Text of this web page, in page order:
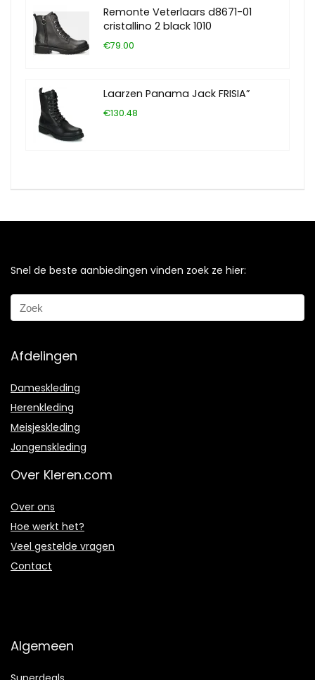
Remonte Veterlaars d8671-01
cristallino 2 black 1010
€79.00
Laarzen Panama Jack FRISIA”
€130.48
Snel de beste aanbiedingen vinden zoek ze hier:
Afdelingen
Dameskleding
Herenkleding
Meisjeskleding
Jongenskleding
Over Kleren.com
Over ons
Hoe werkt het?
Veel gestelde vragen
Contact
Algemeen